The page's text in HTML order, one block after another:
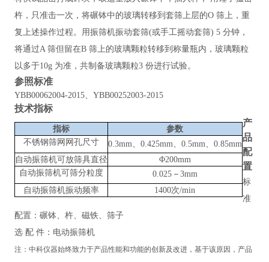
杵，只准击一次，将碾钵中的玻璃转移到套筛上层的O 筛上，重
复上述操作过程。用振筛机振动套筛(或手工摇动套筛) 5 分钟，
将通过A 筛但留在B 筛上的玻璃颗粒转移到称量瓶内，玻璃颗粒
以多于10g 为准， 共制备玻璃颗粒3 份进行试验。
参照标准
YBB00062004-2015、YBB00252003-2015
技术指标
指标
参数
不锈钢筛网网孔尺寸
0.3mm、0.425mm、0.5mm、0.85mm
自动振筛机可放筛具直径
Φ200mm
自动振筛机可筛分粒度
0.025 ~ 3mm
自动振筛机振动频率
1400次/min
产
品
配
置
标
准
配置：碾钵、杵、磁铁、筛子
选 配 件：电动振筛机
注：中科仪器始终致力于产品性能和功能的创新及改进，基于该原因，产品